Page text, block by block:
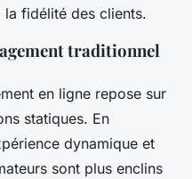
fidélité des clients.
traditionnel
en ligne repose sur
statiques. En
dynamique et
sont plus enclins